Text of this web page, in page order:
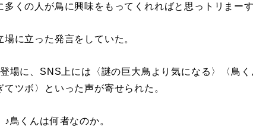
多くの人が鳥に興味をもってくれればと思っトリまーす
に立った発言をしていた。
場に、SNS上には〈謎の巨大鳥より気になる〉〈鳥
てツボ〉といった声が寄せられた。
鳥くんは何者なのか。